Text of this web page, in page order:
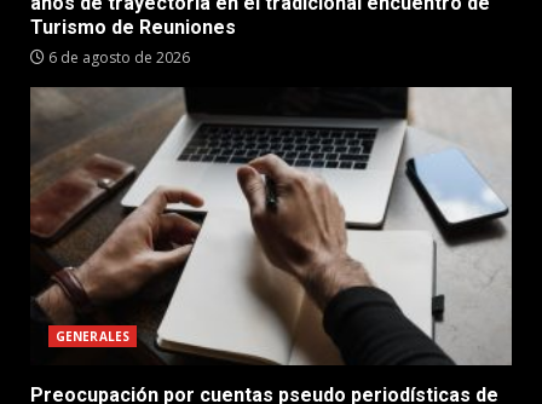
Turismo de Reuniones
6 de agosto de 2026
GENERALES
Preocupación por cuentas pseudo periodísticas de